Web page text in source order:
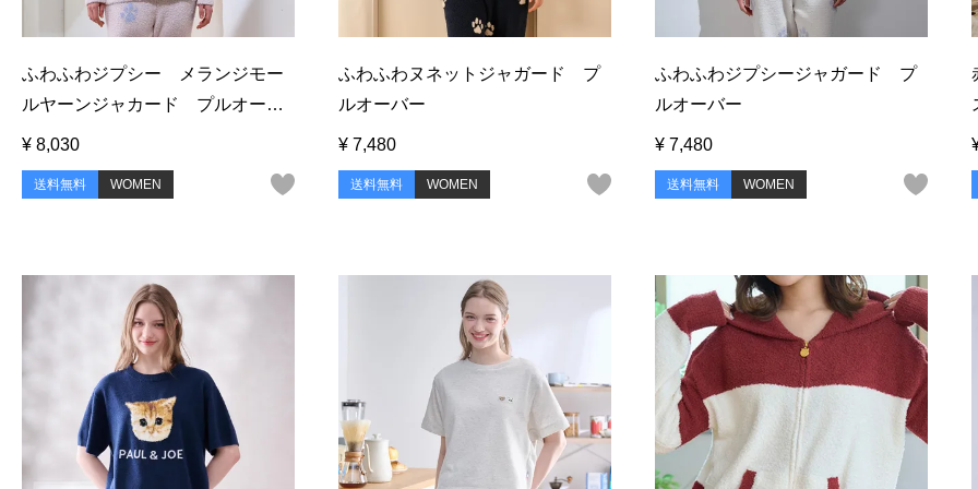
ふわふわジプシー メランジモー
ルヤーンジャカード プルオーバ
ー
¥ 8,030
送料無料 WOMEN
ふわふわヌネットジャガード プ
ルオーバー
¥ 7,480
送料無料 WOMEN
ふわふわジプシージャガード プ
ルオーバー
¥ 7,480
送料無料 WOMEN